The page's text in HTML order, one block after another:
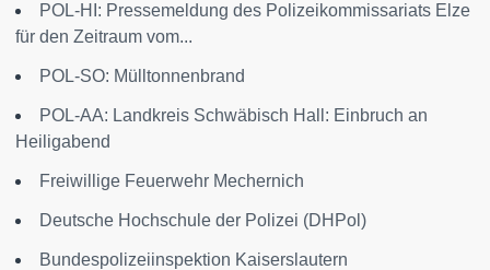
POL-HI: Pressemeldung des Polizeikommissariats Elze
für den Zeitraum vom...
POL-SO: Mülltonnenbrand
POL-AA: Landkreis Schwäbisch Hall: Einbruch an
Heiligabend
Freiwillige Feuerwehr Mechernich
Deutsche Hochschule der Polizei (DHPol)
Bundespolizeiinspektion Kaiserslautern